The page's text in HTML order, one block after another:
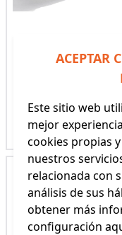
21,50€
Ver producto
ACEPTAR
Este sitio web
mejor
cookies propias
nuestros
relacionada con
análisis de sus
obtener más
configuración